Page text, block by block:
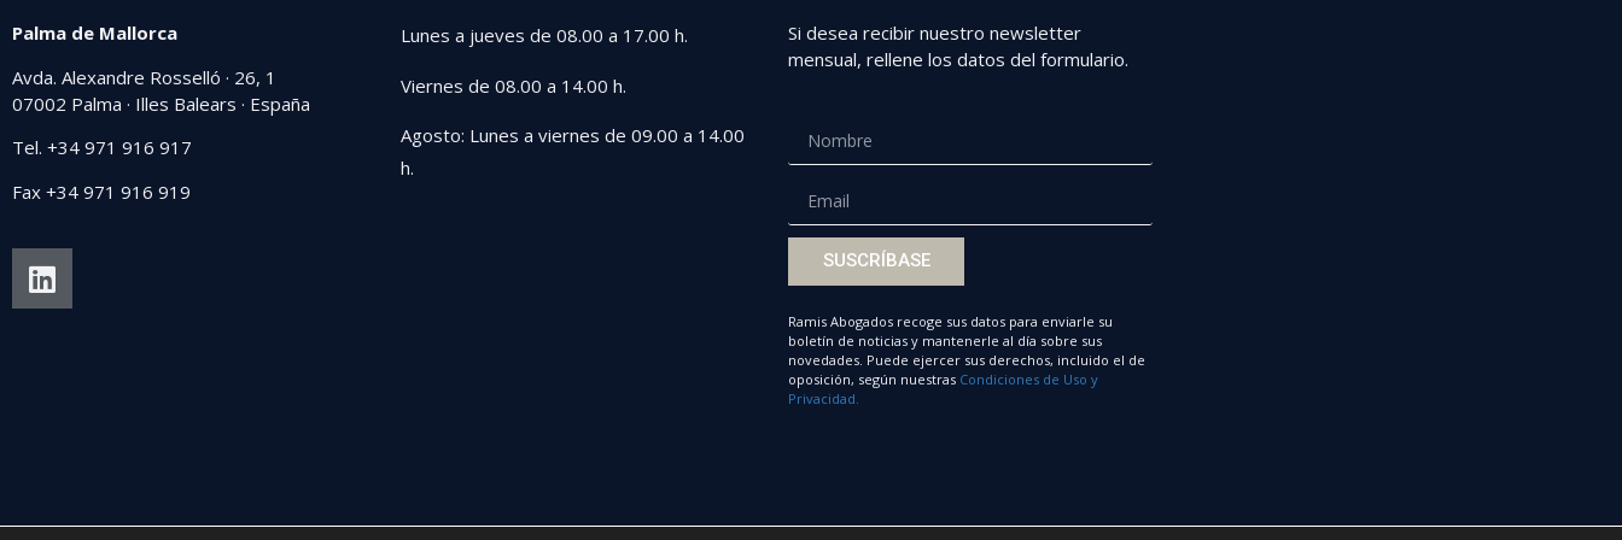
Palma de Mallorca
Avda. Alexandre Rosselló · 26, 1
07002 Palma · Illes Balears · España
Tel. +34 971 916 917
Fax +34 971 916 919
Lunes a jueves de 08.00 a 17.00 h.
Viernes de 08.00 a 14.00 h.
Agosto: Lunes a viernes de 09.00 a 14.00
h.
Si desea recibir nuestro newsletter
mensual, rellene los datos del formulario.
SUSCRÍBASE
Ramis Abogados recoge sus datos para enviarle su
boletín de noticias y mantenerle al día sobre sus
novedades. Puede ejercer sus derechos, incluido el de
oposición, según nuestras Condiciones de Uso y
Privacidad.